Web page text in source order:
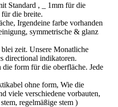
Standard , _ 1mm für die
die breite.
Irgendeine farbe vorhanden
symmetrische & glanz
zeit. Unsere Monatliche
directional indikatoren.
form für die oberfläche. Jede
ohne form, Wie die
viele verschiedene vorbauten,
regelmäßige stem )